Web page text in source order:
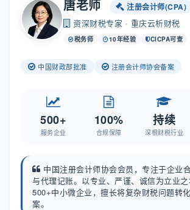
唐老师 注册会计师(CPA)
资深财税专家 · 重庆云析财税
税务师 10年经验 CICPA可查
中国财政部批准 注册会计师协会备案
500+
服务企业
100%
合规保障
持续
深根财税行业
中国注册会计师协会会员，专注于企业
与代理记账。以专业、严谨、诚信为立业
500+中小微企业，擅长将复杂财税问题转
案。